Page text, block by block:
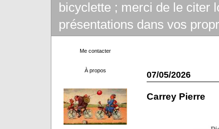
bicyclette ; merci de le citer
présentations dans vos
Me contacter
À propos 07/05/2026
Carrey Pierre